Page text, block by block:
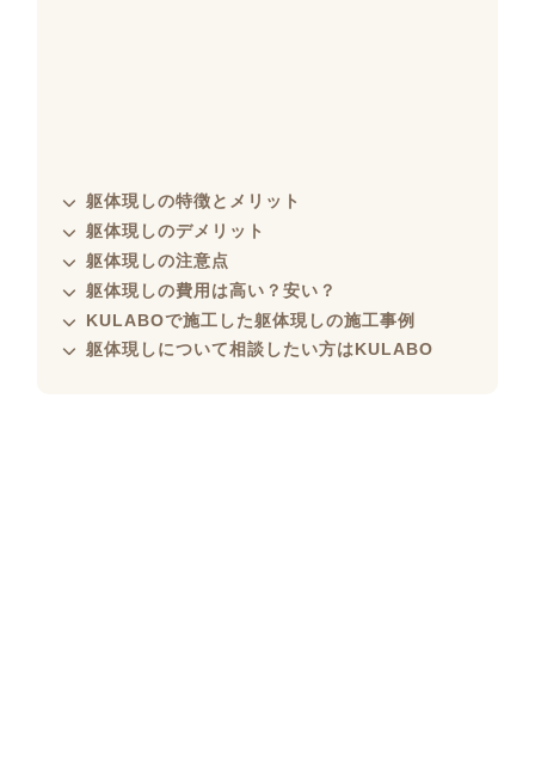
躯体現しの特徴とメリット
躯体現しのデメリット
躯体現しの注意点
躯体現しの費用は高い？安い？
KULABOで施工した躯体現しの施工事例
躯体現しについて相談したい方はKULABO